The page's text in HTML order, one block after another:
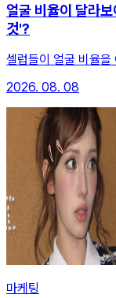
얼굴 비율이 달라
것'?
셀럽들이 얼굴 비율을
2026. 08. 08
마케팅